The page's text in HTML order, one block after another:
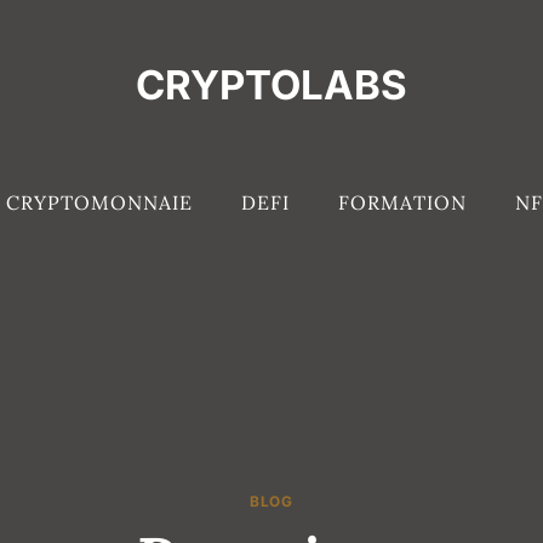
CRYPTOLABS
CRYPTOMONNAIE DEFI FORMATION
BLOG